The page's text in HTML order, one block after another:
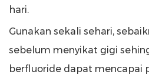
hari.
Gunakan sekali sehari,
sebelum menyikat gigi
berfluoride dapat mencapai